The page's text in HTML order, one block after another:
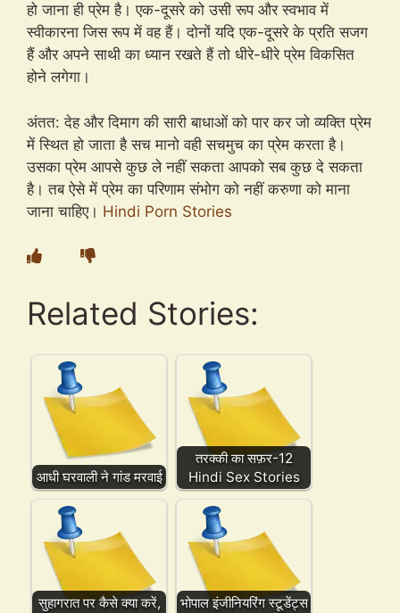
हो जाना ही प्रेम है। एक-दूसरे को उसी रूप और स्वभाव में
स्वीकारना जिस रूप में वह हैं। दोनों यदि एक-दूसरे के प्रति सजग
हैं और अपने साथी का ध्यान रखते हैं तो धीरे-धीरे प्रेम विकसित
होने लगेगा।
अंतत: देह और दिमाग की सारी बाधाओं को पार कर जो व्यक्ति प्रेम
में स्थित हो जाता है सच मानो वही सचमुच का प्रेम करता है।
उसका प्रेम आपसे कुछ ले नहीं सकता आपको सब कुछ दे सकता
है। तब ऐसे में प्रेम का परिणाम संभोग को नहीं करुणा को माना
जाना चाहिए। Hindi Porn Stories
Related Stories:
आधी घरवाली ने गांड मरवाई
तरक्की का सफ़र-12
Hindi Sex Stories
सुहागरात पर कैसे क्या करें, भोपाल इंजीनियरिंग स्टूडेंट्स